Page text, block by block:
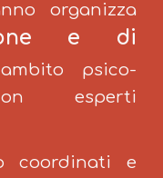
organizza
e di
psico-
esperti
coordinati e